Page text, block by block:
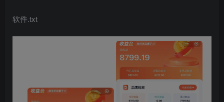
软件.txt